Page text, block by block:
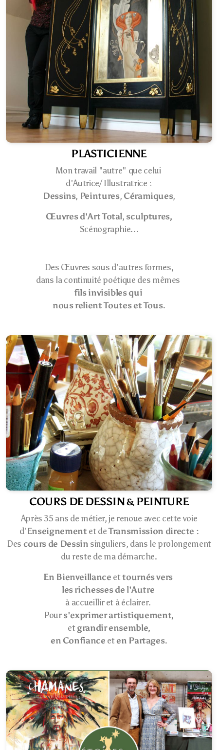
PLASTICIENNE
Mon travail "autre" que celui
d'Autrice/ Illustratrice :
Dessins, Peintures, Céramiques,
Œuvres d'Art Total, sculptures,
Scénographie...
Des Œuvres sous d'autres formes,
dans la continuité poétique des mêmes
fils invisibles qui
nous relient Toutes et Tous.
COURS DE DESSIN&PEINTURE
Après 35 ans de métier, je renoue avec cette voie
d'Enseignement et deTransmission directe :
Des cours de Dessin singuliers, dans le prolongement
du reste de ma démarche.
En Bienveillance ettournés vers
les richesses de l'Autre
à accueillir et à éclairer.
Pours'exprimer artistiquement,
etgrandir ensemble,
en Confiance eten Partages.